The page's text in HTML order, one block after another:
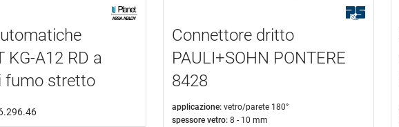
KG-A12 RD a
fumo stretto
Connettore dritto
PAULI+SOHN PONTERE
8428
applicazione: vetro/parete 180°
spessore vetro: 8 - 10 mm